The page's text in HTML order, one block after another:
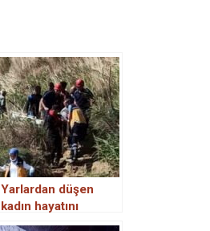
Yarlardan düşen
kadın hayatını
kaybetti.